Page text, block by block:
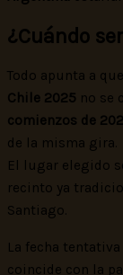
¿Cuándo
Todo apunta a
Chile 2025 no se
comienzos de
de la misma gira.
El lugar elegido
recinto ya
Santiago.
La fecha
coincide con la